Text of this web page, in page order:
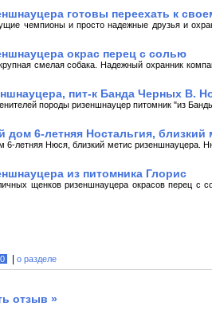
готовы переехать к
чемпионы и просто надежные друзья и
окрас перец с солью
смелая собака. Надежный охранник
пит-к Банда Черных В.
породы ризеншнауцер питомник "из
дом 6-летняя Ностальгия, близкий
летняя Нюся, близкий метис ризеншнауцера.
из питомника Глорис
щенков ризеншнауцера окрасов перец с
0 | о разделе
отзыв »